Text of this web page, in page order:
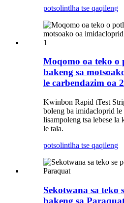
potsolintlha tse qaqileng
Moqomo oa teko o
bakeng sa
le carbendazim oa
Kwinbon Rapid tTest
boleng ba imidacloprid le
lisampoleng tsa lebese la
le tala.
potsolintlha tse qaqileng
Sekotwana sa teko
bakeng sa